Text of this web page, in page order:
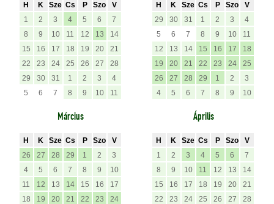
H K Sze Cs P Szo
V
1
2 3 4 5 6
7
8
9 10 11 12 13
14
15
16 17 18 19 20
21
22
23 24 25 26 27
28
29
30 31 1 2 3
4
5
6 7 8 9 10 11
H K Sze Cs P Szo
V
29
30 31 1 2 3
4
5
6 7 8 9 10
11
12
13 14 15 16 17
18
19
20 21 22 23 24
25
26
27 28 29 1 2
3
4
5 6 7 8 9 10
Március
H K Sze Cs P Szo
V
26
27 28 29 1 2
3
4
5 6 7 8 9
10
11
12 13 14 15 16
17
18
19 20 21 22 23
24
Április
H K Sze Cs P Szo
V
1
2 3 4 5 6
7
8
9 10 11 12 13
14
15
16 17 18 19 20
21
22
23 24 25 26 27
28